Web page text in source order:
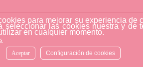
para mejorar su experiencia de
seleccionar las cookies nuestra y de
en cualquier momento.
Aceptar
Configuración de cookies
AL CLIENTE
ayuda, no dudes
por medio de
al número
Estamos aquí para
tus dudas y ofrecerte